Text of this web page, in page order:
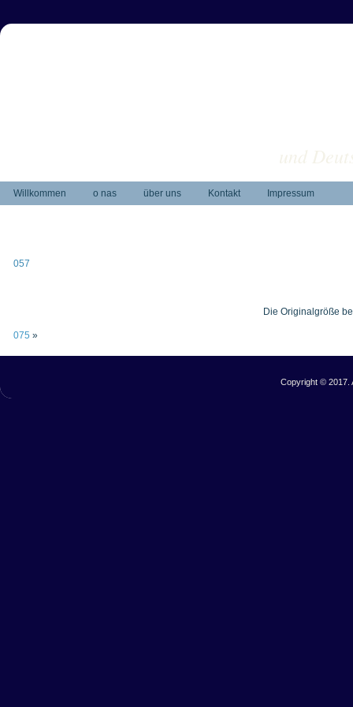
und
Willkommen o nas über uns Kontakt Impressum
057
Die Originalgröße
075 »
Copyright © 2017.